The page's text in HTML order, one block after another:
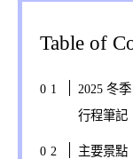
Table of
2025 冬
行程筆記
主要景點